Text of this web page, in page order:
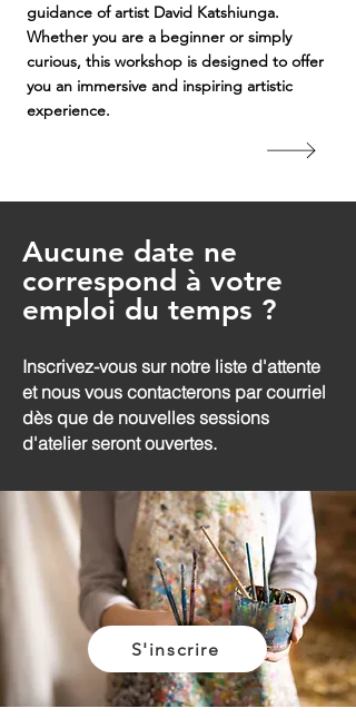
guidance of artist David Katshiunga.
Whether you are a beginner or simply
curious, this workshop is designed to offer
you an immersive and inspiring artistic
experience.
Aucune date ne
correspond à votre
emploi du temps ?
Inscrivez-vous sur notre liste d'attente
et nous vous contacterons par courriel
dès que de nouvelles sessions
d'atelier seront ouvertes.
S'inscrire